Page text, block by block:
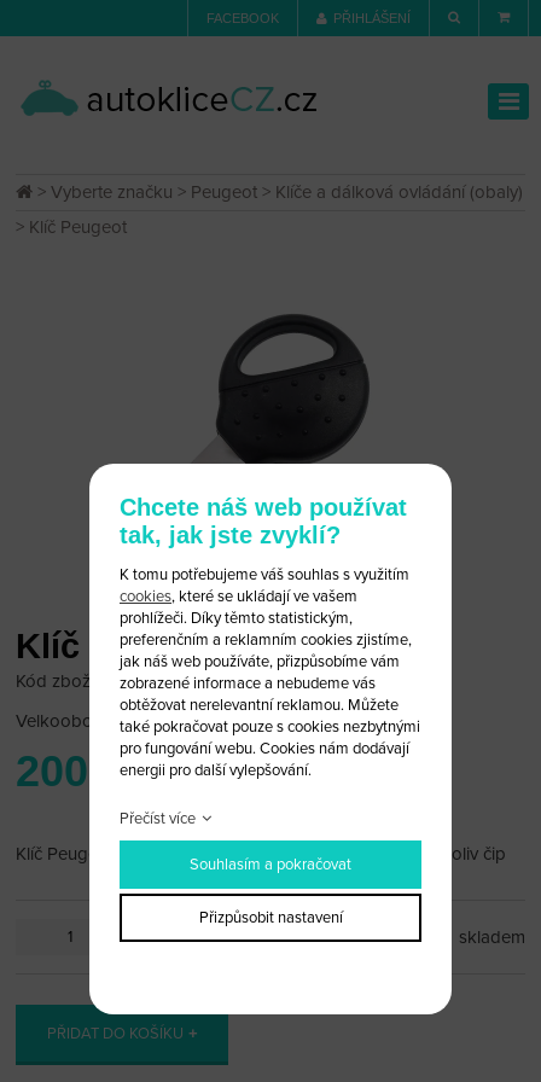
FACEBOOK PŘIHLÁŠENÍ
>Vyberte značku > Peugeot > Klíče a dálková ovládání (obaly)
> Klíč Peugeot
Klíč Peugeot
Kód zboží: Peugeot 31/34
Velkoobchodní cena:po přihlášení
200 Kč
Klíč Peugeot(obal) Do tohoto klíče je možno vložit jakýkoliv čip
ks skladem
PŘIDAT DO KOŠÍKU
Chcete náš web používat
tak, jak jste zvyklí?
K tomu potřebujeme váš souhlas s využitím
cookies, které se ukládají ve vašem
prohlížeči. Díky těmto statistickým,
preferenčním a reklamním cookies zjistíme,
jak náš web používáte, přizpůsobíme vám
zobrazené informace a nebudeme vás
obtěžovat nerelevantní reklamou. Můžete
také pokračovat pouze s cookies nezbytnými
pro fungování webu. Cookies nám dodávají
energii pro další vylepšování.
Přečíst více
Souhlasím a pokračovat
Přizpůsobit nastavení